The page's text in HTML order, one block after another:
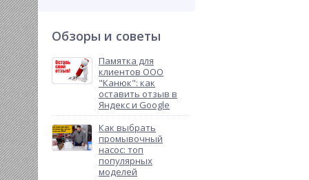
Обзоры и советы
Памятка для
клиентов ООО
"Канюк": как
оставить отзыв в
Яндекс и Google
Как выбрать
промывочный
насос: топ
популярных
моделей